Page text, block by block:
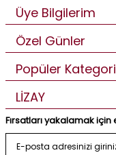
Üye Bilgilerim
Özel Günler
Popüler
LİZAY
Fırsatları yakalamak için